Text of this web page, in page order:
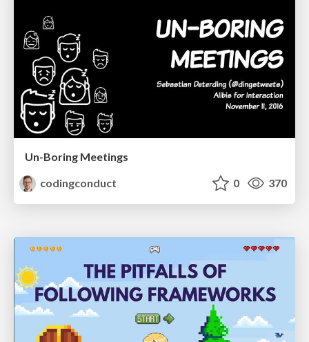
Un-Boring Meetings
codingconduct
0 370